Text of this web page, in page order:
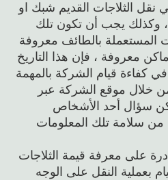
الثلاجات القديم شبك او
وكذلك يجب أن تكون تلك
المستعملة بالطائف معروفة
معروفة ، فإن هذا التاريخ
كفاءة قيام الشركة بالمهمة
من خلال موقع الشركة عبر
سؤال أحد الأشخاص
من سلامة تلك المعلومات
على معرفة قيمة الثلاجات
بعملية النقل على الوجه